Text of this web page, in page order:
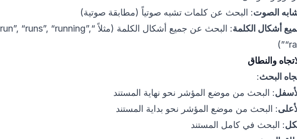
الصوت: البحث عن كلمات تشبه صوتياً (مطابقة صوتية)
أشكال الكلمة
: البحث عن جميع أشكال الكلمة (مثلاً “run”, “runs”, “running”,
والنطاق
البحث:
: البحث من موضع المؤشر نحو نهاية المستند
: البحث من موضع المؤشر نحو بداية المستند
: البحث في كامل المستند